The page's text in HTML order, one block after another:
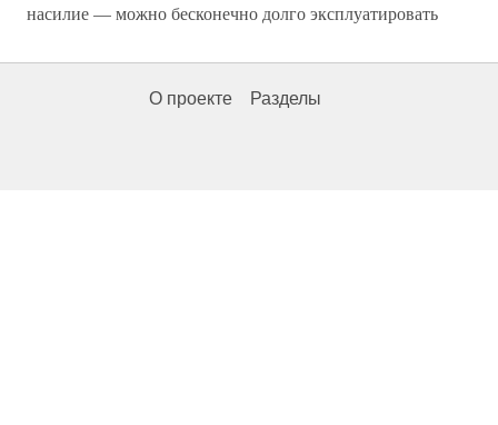
насилие — можно бесконечно долго эксплуатировать
О проекте Разделы